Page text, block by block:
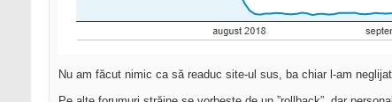
Nu am făcut nimic ca să readuc site-ul sus, ba chiar l-am